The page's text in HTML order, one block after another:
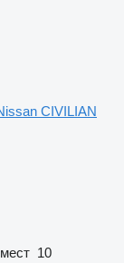
CIVILIAN
10